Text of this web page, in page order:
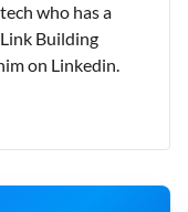
who has a
Building
on Linkedin.